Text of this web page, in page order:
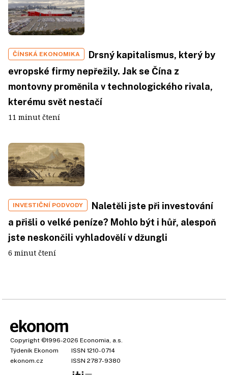
ČÍNSKÁ EKONOMIKA
Drsný kapitalismus, který by
evropské firmy nepřežily. Jak se Čína z
montovny proměnila v technologického rivala,
kterému svět nestačí
11 minut čtení
INVESTIČNÍ PODVODY
Naletěli jste při investování
a přišli o velké peníze? Mohlo být i hůř, alespoň
jste neskončili vyhladovělí v džungli
6 minut čtení
Copyright ©1996-2026 Economia, a.s.
Týdeník Ekonom
ISSN 1210-0714
ekonom.cz
ISSN 2787-9380